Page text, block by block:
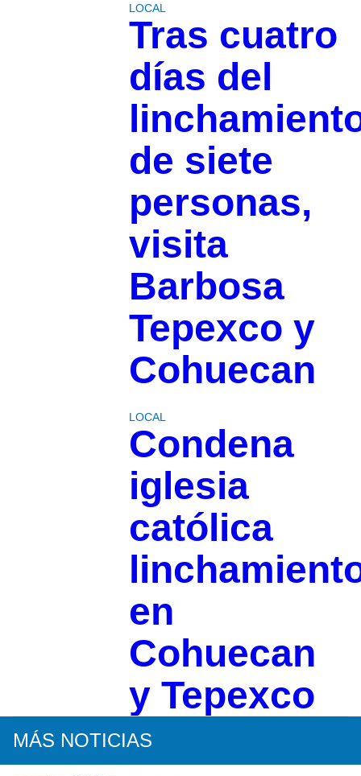
LOCAL
Tras cuatro
días del
de siete
personas,
visita
Barbosa
Tepexco y
Cohuecan
LOCAL
Condena
iglesia
católica
en
Cohuecan
y Tepexco
MÁS NOTICIAS